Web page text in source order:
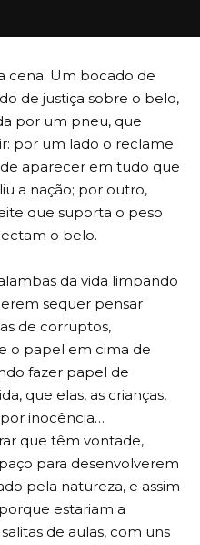
cena. Um bocado de
de justiça sobre o belo,
por um pneu, que
por um lado o reclame
aparecer em tudo que
a nação; por outro,
que suporta o peso
o belo.
da vida limpando
sequer pensar
de corruptos,
o papel em cima de
fazer papel de
que elas, as crianças,
inocência…
que têm vontade,
para desenvolverem
pela natureza, e assim
estariam a
de aulas, com uns